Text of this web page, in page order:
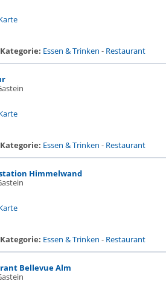
Kategorie: Essen & Trinken - Restaurant
Kategorie: Essen & Trinken - Restaurant
Himmelwand
Kategorie: Essen & Trinken - Restaurant
Bellevue Alm